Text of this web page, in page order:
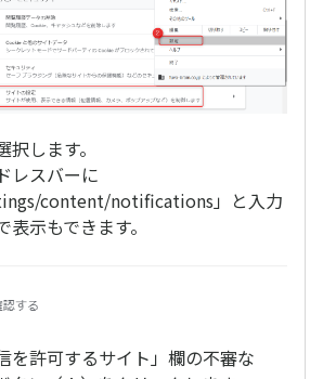
します。
レスバーに
content/notifications」と入力
示もできます。
を許可するサイト」欄の不審な